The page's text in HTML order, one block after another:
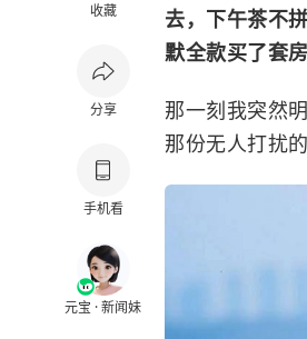
收藏
分享
手机看
元宝 · 新闻妹
去，下午茶不
默全款买了套
那一刻我突然
那份无人打扰